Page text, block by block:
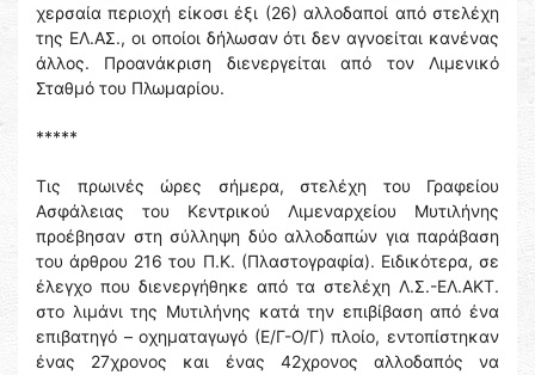
χερσαία περιοχή είκοσι έξι (26) αλλοδαποί από στελέχη
της ΕΛ.ΑΣ., οι οποίοι δήλωσαν ότι δεν αγνοείται κανένας
άλλος. Προανάκριση διενεργείται από τον Λιμενικό
Σταθμό του Πλωμαρίου.
*****
Τις πρωινές ώρες σήμερα, στελέχη του Γραφείου
Ασφάλειας του Κεντρικού Λιμεναρχείου Μυτιλήνης
προέβησαν στη σύλληψη δύο αλλοδαπών για παράβαση
του άρθρου 216 του Π.Κ. (Πλαστογραφία). Ειδικότερα, σε
έλεγχο που διενεργήθηκε από τα στελέχη Λ.Σ.-ΕΛ.ΑΚΤ.
στο λιμάνι της Μυτιλήνης κατά την επιβίβαση από ένα
επιβατηγό – οχηματαγωγό (Ε/Γ-Ο/Γ) πλοίο, εντοπίστηκαν
ένας 27χρονος και ένας 42χρονος αλλοδαπός να